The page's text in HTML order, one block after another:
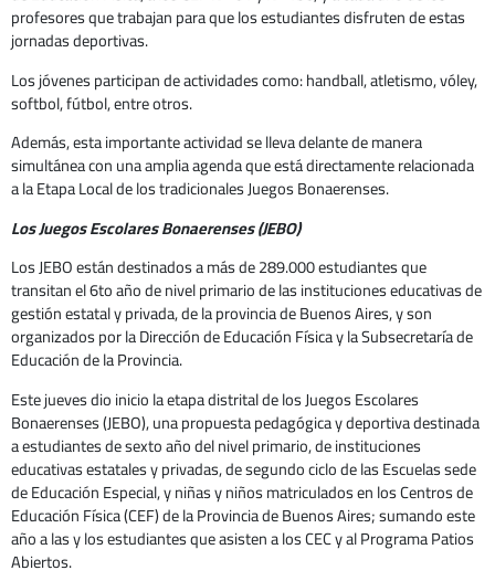
profesores que trabajan para que los estudiantes disfruten de estas
jornadas deportivas.
Los jóvenes participan de actividades como: handball, atletismo, vóley,
softbol, fútbol, entre otros.
Además, esta importante actividad se lleva delante de manera
simultánea con una amplia agenda que está directamente relacionada
a la Etapa Local de los tradicionales Juegos Bonaerenses.
Los Juegos Escolares Bonaerenses (JEBO)
Los JEBO están destinados a más de 289.000 estudiantes que
transitan el 6to año de nivel primario de las instituciones educativas de
gestión estatal y privada, de la provincia de Buenos Aires, y son
organizados por la Dirección de Educación Física y la Subsecretaría de
Educación de la Provincia.
Este jueves dio inicio la etapa distrital de los Juegos Escolares
Bonaerenses (JEBO), una propuesta pedagógica y deportiva destinada
a estudiantes de sexto año del nivel primario, de instituciones
educativas estatales y privadas, de segundo ciclo de las Escuelas sede
de Educación Especial, y niñas y niños matriculados en los Centros de
Educación Física (CEF) de la Provincia de Buenos Aires; sumando este
año a las y los estudiantes que asisten a los CEC y al Programa Patios
Abiertos.